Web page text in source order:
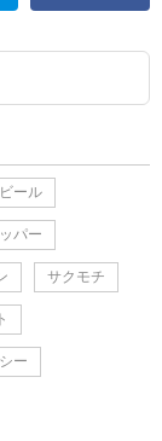
ール
パー
サクモチ
ー